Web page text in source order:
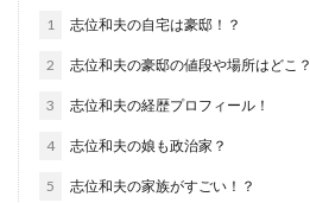
1 志位和夫の自宅は豪邸！？
2 志位和夫の豪邸の値段や場所はどこ？
3 志位和夫の経歴プロフィール！
4 志位和夫の娘も政治家？
5 志位和夫の家族がすごい！？